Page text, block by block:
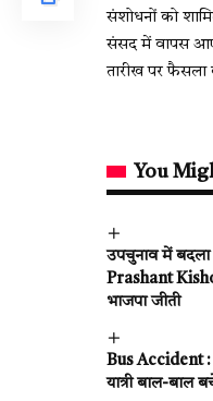
संशोधनों को
संसद में वापस
तारीख पर फैसला
You
उपचुनाव में बदला
Prashant
भाजपा जीती
Bus Accident :
यात्री बाल-बाल